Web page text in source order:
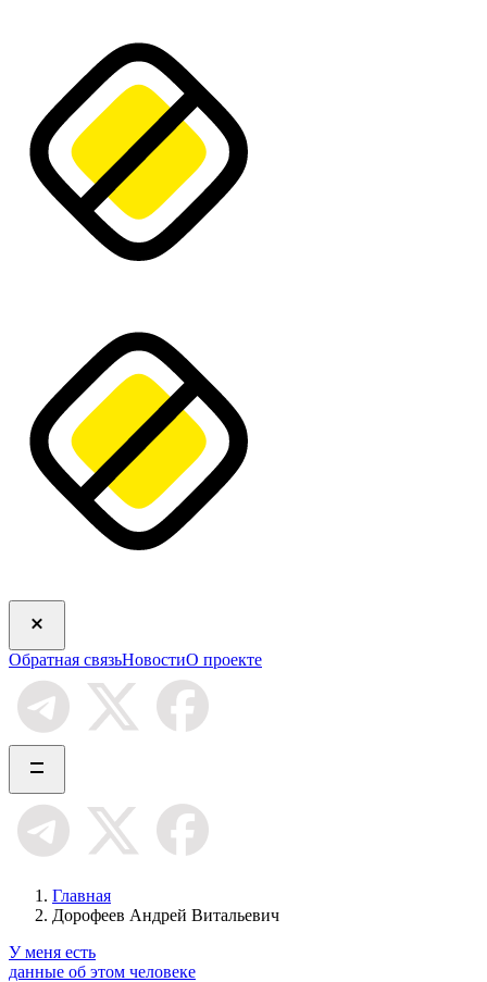
Обратная связьНовостиО проекте
Главная
Дорофеев Андрей Витальевич
У меня есть
данные об этом человеке